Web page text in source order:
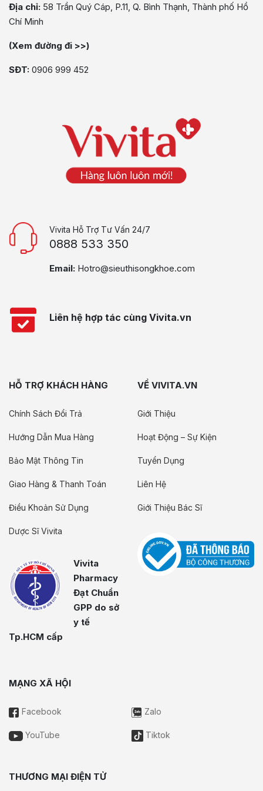
Địa chỉ: 58 Trần Quý Cáp, P.11, Q. Bình Thạnh, Thành phố Hồ
Chí Minh
(Xem đường đi >>)
SĐT: 0906 999 452
Vivita Hỗ Trợ Tư Vấn 24/7
0888 533 350
Email: Hotro@sieuthisongkhoe.com
Liên hệ hợp tác cùng Vivita.vn
HỖ TRỢ KHÁCH HÀNG
Chính Sách Đổi Trả
Hướng Dẫn Mua Hàng
Bảo Mật Thông Tin
Giao Hàng & Thanh Toán
Điều Khoản Sử Dụng
Dược Sĩ Vivita
Vivita
Pharmacy
Đạt Chuẩn
GPP do sở
y tế
Tp.HCM cấp
VỀ VIVITA.VN
Giới Thiệu
Hoạt Động – Sự Kiện
Tuyển Dụng
Liên Hệ
Giới Thiệu Bác Sĩ
MẠNG XÃ HỘI
Facebook Zalo
YouTube Tiktok
THƯƠNG MẠI ĐIỆN TỬ